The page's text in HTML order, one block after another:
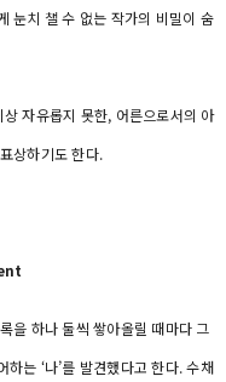
눈치 챌 수 없는 작가의 비밀이 숨
자유롭지 못한, 어른으로서의 아
상하기도 한다.
을 하나 둘씩 쌓아올릴 때마다 그
는 ‘나’를 발견했다고 한다. 수채